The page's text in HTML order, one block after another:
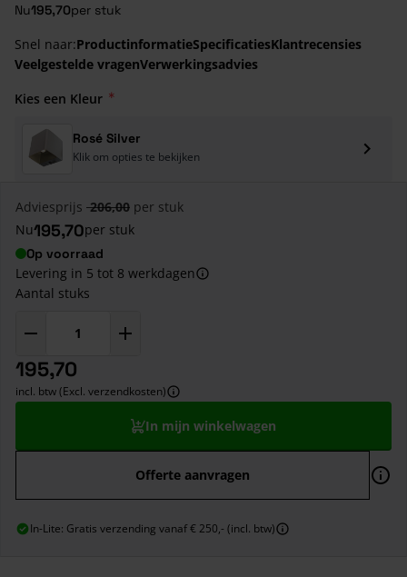
Nu195,70per stuk
Snel naar:ProductinformatieSpecificatiesKlantrecensies
Veelgestelde vragenVerwerkingsadvies
Kies een Kleur
Rosé Silver
Klik om opties te bekijken
Adviesprijs 206,00 per stuk
Nu195,70per stuk
Op voorraad
Levering in 5 tot 8 werkdagen
Aantal stuks
195,70
incl. btw (Excl. verzendkosten)
In mijn winkelwagen
Offerte aanvragen
In-Lite: Gratis verzending vanaf € 250,- (incl. btw)